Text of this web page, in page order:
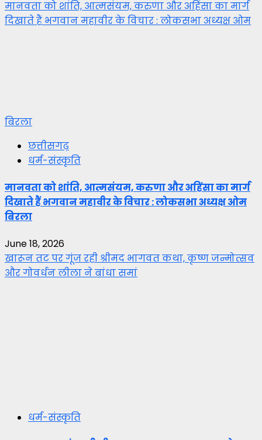
मानवता को शांति, आत्मसंयम, करुणा और अहिंसा का मार्ग
दिखाते हैं भगवान महावीर के विचार : लोकसभा अध्यक्ष ओम
बिरला
छत्तीसगढ़
धर्म-संस्कृति
मानवता को शांति, आत्मसंयम, करुणा और अहिंसा का मार्ग
दिखाते हैं भगवान महावीर के विचार : लोकसभा अध्यक्ष ओम
बिरला
June 18, 2026
खारून तट पर गूंज रही श्रीमद भागवत कथा, कृष्ण जन्मोत्सव
और गोवर्धन लीला ने बांधा समां
धर्म-संस्कृति